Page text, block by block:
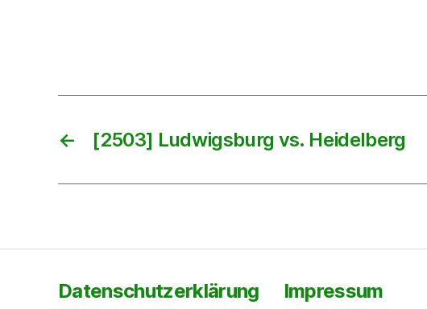
← [2503] Ludwigsburg vs. Heidelberg
Datenschutzerklärung Impressum